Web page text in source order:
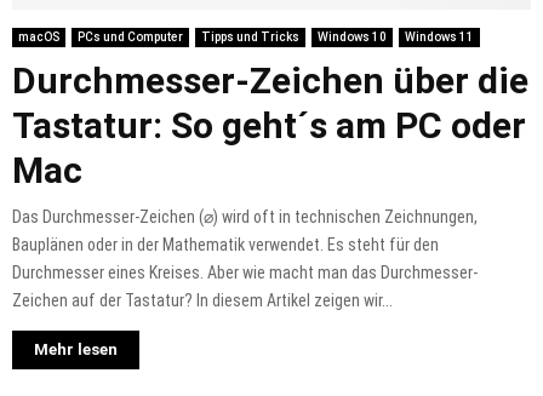
macOS PCs und Computer Tipps und Tricks Windows 10 Windows 11
Durchmesser-Zeichen über die
Tastatur: So geht´s am PC oder
Mac
Das Durchmesser-Zeichen (⌀) wird oft in technischen Zeichnungen,
Bauplänen oder in der Mathematik verwendet. Es steht für den
Durchmesser eines Kreises. Aber wie macht man das Durchmesser-
Zeichen auf der Tastatur? In diesem Artikel zeigen wir...
Mehr lesen